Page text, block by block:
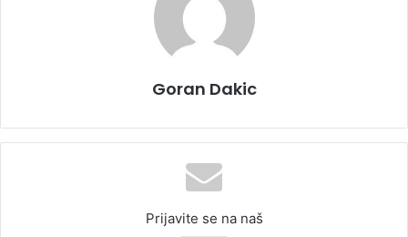
Goran Dakic
Prijavite se na naš